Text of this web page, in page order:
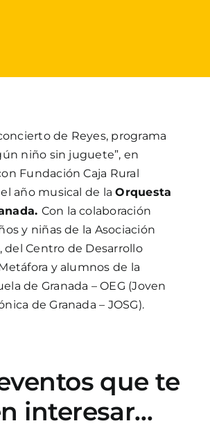
de Reyes, programa
niño sin juguete”, en
Fundación Caja Rural
el año musical de laOrquesta
Con la colaboración
y niñas de la Asociación
del Centro de Desarrollo
y alumnos de la
de Granada – OEG (Joven
de Granada – JOSG).
que te
interesar…